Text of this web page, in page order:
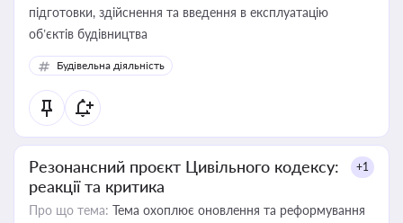
підготовки, здійснення та введення в експлуатацію
об’єктів будівництва
Будівельна діяльність
Резонансний проєкт Цивільного кодексу:
реакції та критика
+1
Про що тема: Тема охоплює оновлення та реформування